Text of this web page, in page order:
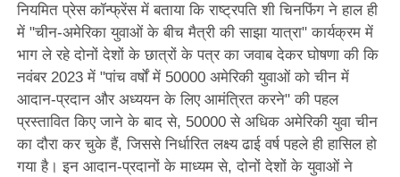
नियमित प्रेस कॉन्फ्रेंस में बताया कि राष्ट्रपति शी चिनफिंग ने हाल ही
में "चीन-अमेरिका युवाओं के बीच मैत्री की साझा यात्रा" कार्यक्रम में
भाग ले रहे दोनों देशों के छात्रों के पत्र का जवाब देकर घोषणा की कि
नवंबर 2023 में "पांच वर्षों में 50000 अमेरिकी युवाओं को चीन में
आदान-प्रदान और अध्ययन के लिए आमंत्रित करने" की पहल
प्रस्तावित किए जाने के बाद से, 50000 से अधिक अमेरिकी युवा चीन
का दौरा कर चुके हैं, जिससे निर्धारित लक्ष्य ढाई वर्ष पहले ही हासिल हो
गया है। इन आदान-प्रदानों के माध्यम से, दोनों देशों के युवाओं ने